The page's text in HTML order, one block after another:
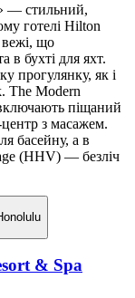
— стильний,
готелі Hilton
вежі, що
в бухті для яхт.
прогулянку, як і
The Modern
піщаний
з масажем.
басейну, а в
(HHV) — безліч
& Spa